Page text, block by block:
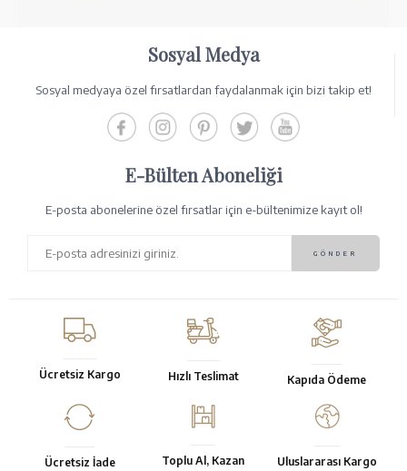
Sosyal Medya
Sosyal medyaya özel fırsatlardan faydalanmak için bizi takip et!
E-Bülten Aboneliği
E-posta abonelerine özel fırsatlar için e-bültenimize kayıt ol!
Ücretsiz Kargo Hızlı Teslimat Kapıda Ödeme
Ücretsiz İade Toplu Al, Kazan Uluslararası Kargo